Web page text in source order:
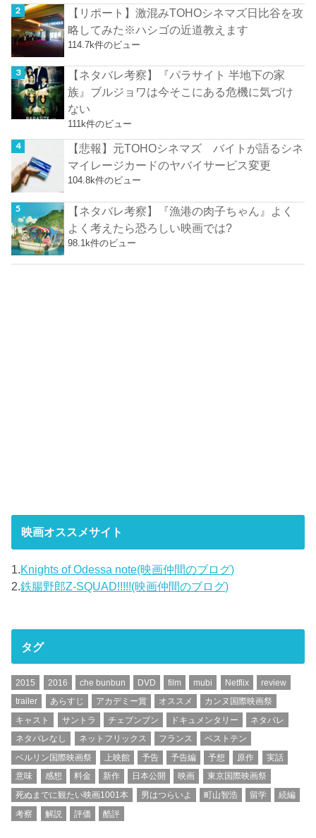
【リポート】激混みTOHOシネマズ日比谷を攻
略してみた※ハシゴの近道教えます
114.7k件のビュー
【ネタバレ考察】『パラサイト 半地下の家
族』ブルジョワは今そこにある危機に気づけ
ない
111k件のビュー
【悲報】元TOHOシネマズ バイトが語るシネ
マイレージカードのヤバイサービス変更
104.8k件のビュー
【ネタバレ考察】『漁港の肉子ちゃん』よく
よく考えたら恐ろしい映画では?
98.1k件のビュー
映画オススメサイト
1.Knights of Odessa note(映画仲間のブログ)
2.鉄腸野郎Z-SQUAD!!!!!(映画仲間のブログ)
タグ
2015 2016 che bunbun DVD film mubi Netflix
review
trailer
あらすじ アカデミー賞 オススメ
カンヌ国際映画祭
キャスト
サントラ チェブンブン ドキュメンタリー
ネタバレ
ネタバレなし
ネットフリックス フランス
ベストテン
ベルリン国際映画祭
上映館 予告 予告編 予想 原作
実話
意味
感想 料金 新作 日本公開 映画
東京国際映画祭
死ぬまでに観たい映画1001本
男はつらいよ 町山智浩 留学
続編
考察
解説 評価 酷評